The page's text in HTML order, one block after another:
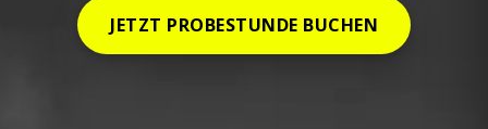
JETZT PROBESTUNDE BUCHEN